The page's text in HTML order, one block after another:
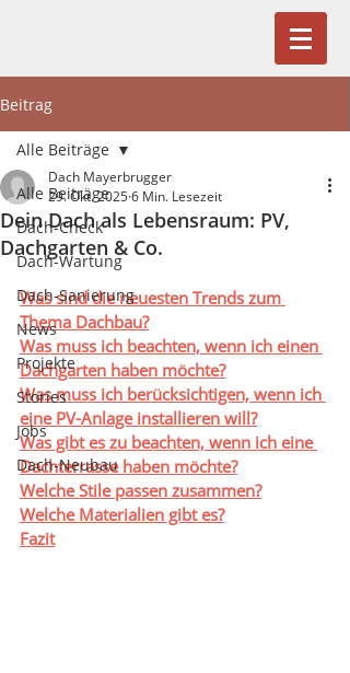
Beitrag
Alle Beiträge
Dach-Check
Dach-Wartung
Dach-Sanierung
News
Projekte
Stories
Jobs
Dach-Neubau
Alle Beiträge
Dein Dach als Lebensraum: PV,
Dachgarten & Co.
Dach Mayerbrugger
29. Okt. 20256 Min. Lesezeit
Was sind die neuesten Trends zum
Thema Dachbau?
Was muss ich beachten, wenn ich einen
Dachgarten haben möchte?
Was muss ich berücksichtigen, wenn ich
eine PV-Anlage installieren will?
Was gibt es zu beachten, wenn ich eine
Dachterrasse haben möchte?
Welche Stile passen zusammen?
Welche Materialien gibt es?
Fazit